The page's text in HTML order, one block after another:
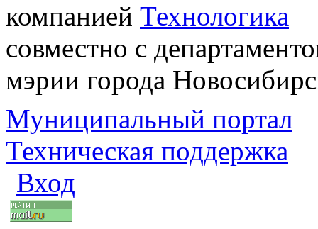
компанией Технологика
совместно с
мэрии города
Муниципальный портал
Техническая поддержка
Вход